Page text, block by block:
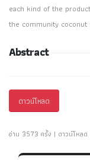
each kind of the
the community
Abstract
ดาวน์โหลด
อ่าน 3573 ครั้ง | ดาวน์โหลด